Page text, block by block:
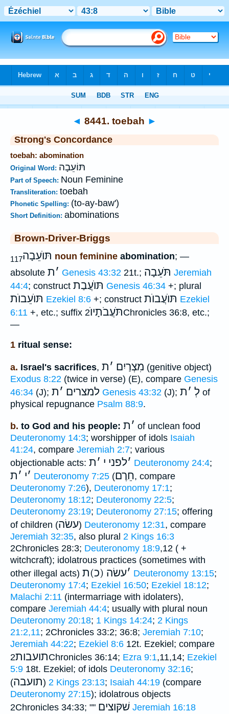
◄ 8441. toebah ►
Strong's Concordance
toebah: abomination
Original Word: תּוֹעֵבָה
Part of Speech: Noun Feminine
Transliteration: toebah
Phonetic Spelling: (to-ay-baw')
Short Definition: abominations
Brown-Driver-Briggs
תּוֺעֵבָה117 noun feminine abomination; —
absolute
׳ת Genesis 43:32 21t.; תֹּעֵבָה Jeremiah
44:4; construct תּוֺעֲבַת Genesis 46:34 +; plural
תּוֺעֵבוֺת Ezekiel 8:6 +; construct תּוֺעֲבוֺת Ezekiel
6:11 +, etc.; suffix תֹּעֲבֹתָיוֺ2Chronicles 36:8, etc.;
—
1 ritual sense:
a. Israel's sacrifices, מִצְרַיִם ׳ת
(genitive object)
Exodus 8:22 (twice in verse) (E), compare Genesis
46:34 (J); למצרים ׳ת Genesis 43:32 (J); לְ ׳ת
of
physical repugnance Psalm 88:9.
b. to God and his people: ׳ת
of unclean food
Deuteronomy 14:3; worshipper of idols Isaiah
41:24, compare Jeremiah 2:7; various
objectionable acts:
׳לפני י ׳ת Deuteronomy 24:4;
׳י ׳ת Deuteronomy 7:25 (חֵרֶם, compare
Deuteronomy 7:26), Deuteronomy 17:1;
Deuteronomy 18:12; Deuteronomy 22:5;
Deuteronomy 23:19; Deuteronomy 27:15; offering
of children (עשׂה) Deuteronomy 12:31, compare
Jeremiah 32:35, also plural 2 Kings 16:3
2Chronicles 28:3; Deuteronomy 18:9,12 ( +
witchcraft); idolatrous practices (sometimes with
other illegal acts)
׳עשׂה (כ)ת Deuteronomy 13:15;
Deuteronomy 17:4; Ezekiel 16:50; Ezekiel 18:12;
Malachi 2:11 (intermarriage with idolaters),
compare Jeremiah 44:4; usually with plural noun
Deuteronomy 20:18; 1 Kings 14:24; 2 Kings
21:2,11; 2Chronicles 33:2; 36:8; Jeremiah 7:10;
Jeremiah 44:22; Ezekiel 8:6 12t. Ezekiel; compare
תועבות2Chronicles 36:14; Ezra 9:1,11,14; Ezekiel
5:9 18t. Ezekiel; of idols Deuteronomy 32:16;
(תועבה) 2 Kings 23:13; Isaiah 44:19 (compare
Deuteronomy 27:15); idolatrous objects
2Chronicles 34:33; "" שׁקּוצים Jeremiah 16:18